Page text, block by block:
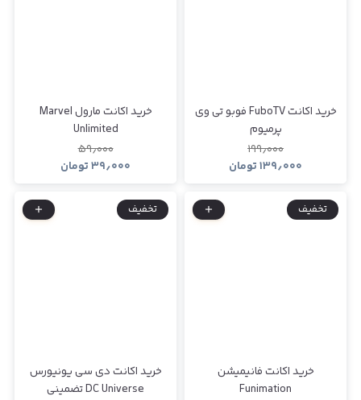
خرید اکانت FuboTV فوبو تی وی
پرمیوم
۱۹۹٫۰۰۰
۱۳۹٫۰۰۰تومان
خرید اکانت مارول Marvel
Unlimited
۵۹٫۰۰۰
۳۹٫۰۰۰تومان
تخفیف
خرید اکانت فانیمیشن
Funimation
تخفیف
خرید اکانت دی سی یونیورس
DC Universe تضمینی